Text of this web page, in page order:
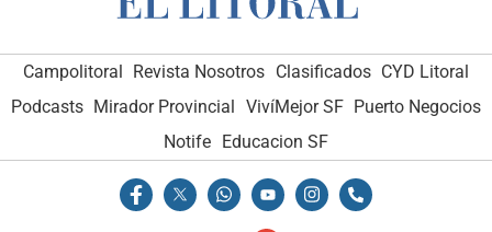
Campolitoral Revista Nosotros Clasificados CYD Litoral
Podcasts Mirador Provincial VivíMejor SF Puerto Negocios
Notife Educacion SF